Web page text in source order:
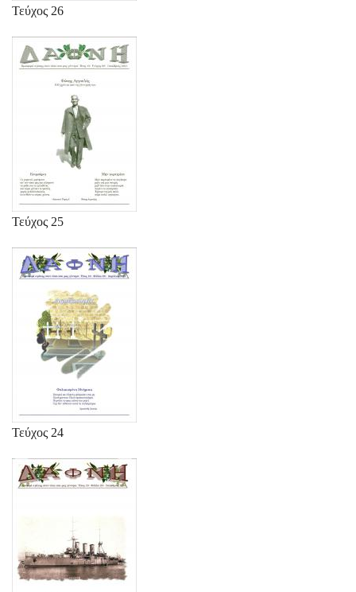
Τεύχος 26
Τεύχος 25
Τεύχος 24